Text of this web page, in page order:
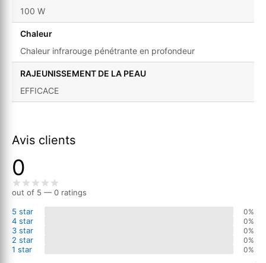
100 W
Chaleur
Chaleur infrarouge pénétrante en profondeur
RAJEUNISSEMENT DE LA PEAU
EFFICACE
Avis clients
0
out of 5 — 0 ratings
5 star
0%
4 star 0%
3 star 0%
2 star 0%
1 star 0%